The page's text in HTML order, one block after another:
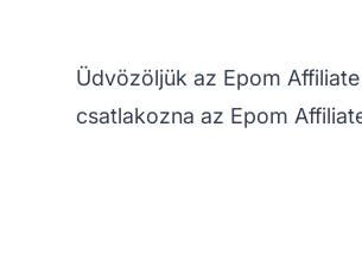
Üdvözöljük az Epom
csatlakozna az Epom